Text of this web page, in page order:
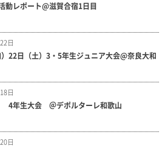
動レポート@滋賀合宿1日目
日
）22日（土）3・5年生ジュニア大会@奈良大和
日
4年生大会 ＠デポルターレ和歌山
日